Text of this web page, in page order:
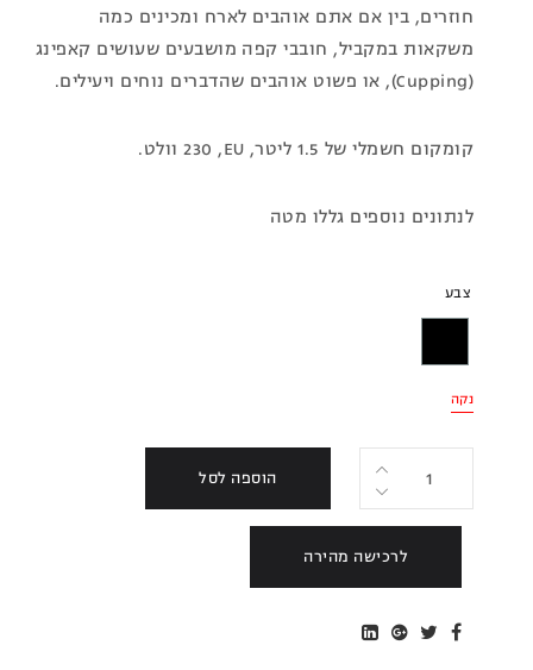
חוזרים, בין אם אתם אוהבים לארח ומכינים כמה
משקאות במקביל, חובבי קפה מושבעים שעושים קאפינג
קומקום חשמלי של 1.5 ליטר, EU‏, 230 וולט.
לנתונים נוספים גללו מטה
צבע
נקה
הוספה לסל
לרכישה מהירה